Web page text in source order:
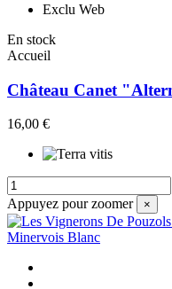
Exclu Web
En stock
Accueil
Château Canet
16,00 €
Appuyez pour zoomer ×